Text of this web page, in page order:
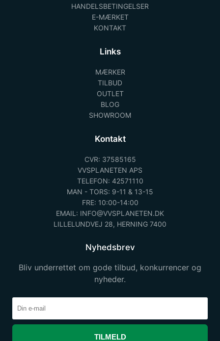
HANDELSBETINGELSER
E-MÆRKET
KONTAKT
Links
MÆRKER
TILBUD
OUTLET
BLOG
SHOWROOM
Kontakt
CVR: 37585165
VVSPLANETEN APS
TELEFON: 42571110
MAN - TORS: 9-11 & 13-15
FRE: 10:00-14:00
EMAIL: INFO@VVSPLANETEN.DK
LILLELUNDVEJ 28, HERNING 7400
Nyhedsbrev
Bliv underrettet om gode tilbud, konkurrencer og
nyheder.
TILMELD